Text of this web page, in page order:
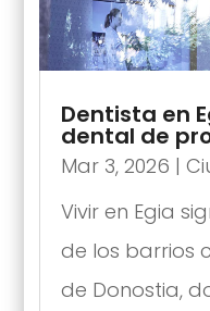
Dentista en
dental de
Mar 3, 2026 |
Vivir en Egia
de los barrios
de Donostia,